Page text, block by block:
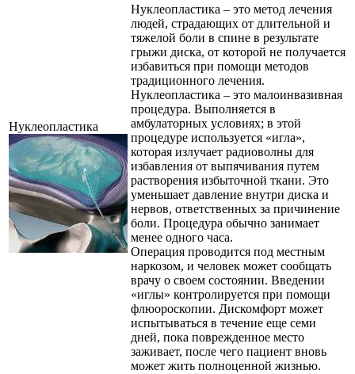
Нуклеопластика
Нуклеопластика – это метод лечения
людей, страдающих от длительной и
тяжелой боли в спине в результате
грыжи диска, от которой не получается
избавиться при помощи методов
традиционного лечения.
Нуклеопластика – это малоинвазивная
процедура. Выполняется в
амбулаторных условиях; в этой
процедуре используется «игла»,
которая излучает радиоволны для
избавления от выпячивания путем
растворения избыточной ткани. Это
уменьшает давление внутри диска и
нервов, ответственных за причинение
боли. Процедура обычно занимает
менее одного часа.
Операция проводится под местным
наркозом, и человек может сообщать
врачу о своем состоянии. Введении
«иглы» контролируется при помощи
флюороскопии. Дискомфорт может
испытываться в течение еще семи
дней, пока поврежденное место
заживает, после чего пациент вновь
может жить полноценной жизнью.